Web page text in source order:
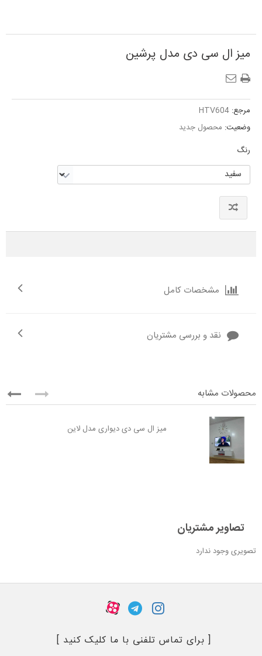
میز ال سی دی مدل پرشین
مرجع: HTV604
وضعیت: محصول جدید
رنگ
مشخصات کامل
نقد و بررسی مشتریان
محصولات مشابه
میز ال سی دی دیواری مدل لاین
تصاویر مشتریان
تصویری وجود ندارد
[ برای تماس تلفنی با ما کلیک کنید ]